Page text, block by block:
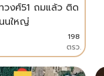
วงศ์51 ถมแล้ว ติด
นใหญ่
198
ตรว.